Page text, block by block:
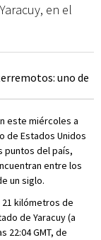
en el
este miércoles a
de Estados Unidos
puntos del país,
entre los
un siglo.
kilómetros de
de Yaracuy (a
22:04 GMT, de